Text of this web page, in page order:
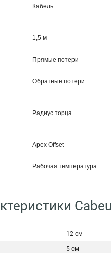
Кабель
1,5 м
Прямые потери
Обратные потери
Радиус торца
Apex Offset
Рабочая температура
12 см
5 см